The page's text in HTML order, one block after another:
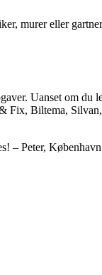
murer eller
Uanset om du
Fix, Biltema,
– Peter, København